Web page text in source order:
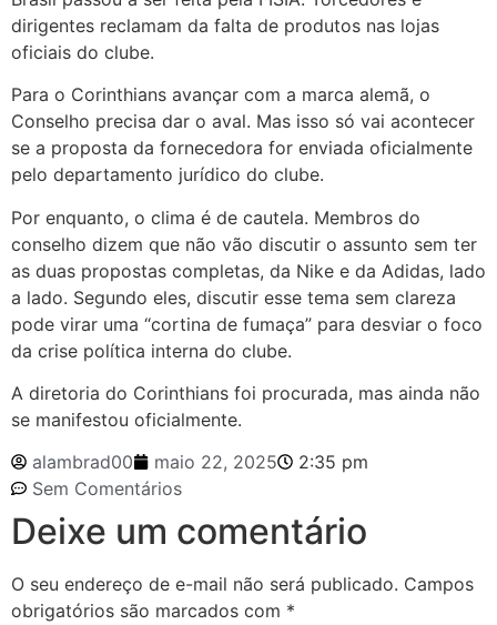
dirigentes reclamam da falta de produtos nas lojas
oficiais do clube.
Para o Corinthians avançar com a marca alemã, o
Conselho precisa dar o aval. Mas isso só vai acontecer
se a proposta da fornecedora for enviada oficialmente
pelo departamento jurídico do clube.
Por enquanto, o clima é de cautela. Membros do
conselho dizem que não vão discutir o assunto sem ter
as duas propostas completas, da Nike e da Adidas, lado
a lado. Segundo eles, discutir esse tema sem clareza
pode virar uma “cortina de fumaça” para desviar o foco
da crise política interna do clube.
A diretoria do Corinthians foi procurada, mas ainda não
se manifestou oficialmente.
alambrad00
maio 22, 2025
2:35 pm
Sem Comentários
Deixe um comentário
O seu endereço de e-mail não será publicado. Campos
obrigatórios são marcados com *